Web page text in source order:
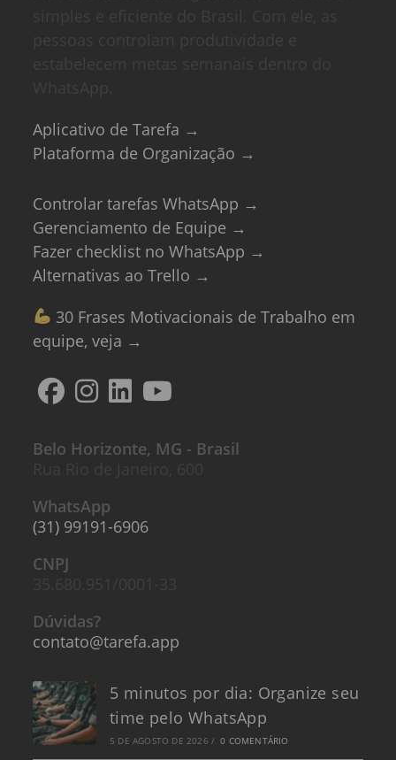
Aplicativo de Tarefa →
Plataforma de Organização →
Controlar tarefas WhatsApp →
Gerenciamento de Equipe →
Fazer checklist no WhatsApp →
Alternativas ao Trello →
30 Frases Motivacionais de Trabalho em
equipe, veja →
Belo Horizonte, MG - Brasil
WhatsApp
(31) 99191-6906
CNPJ
Dúvidas?
contato@tarefa.app
5 minutos por dia: Organize seu
time pelo WhatsApp
5 DE AGOSTO DE 2026 / 0 COMENTÁRIO